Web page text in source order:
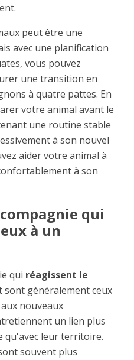
peut être une
avec une planification
vous pouvez
une transition en
à quatre pattes. En
votre animal avant le
une routine stable
à son nouvel
aider votre animal à
à son
qui
à un
qui réagissent le
sont généralement ceux
nouveaux
un lien plus
leur territoire.
souvent plus